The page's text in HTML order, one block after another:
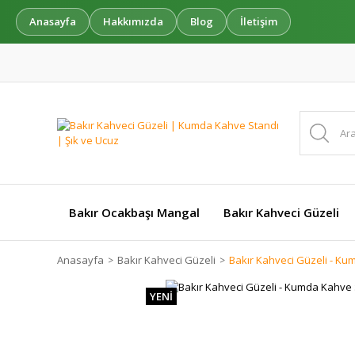
Anasayfa Hakkımızda Blog İletişim
Bakır Ocakbaşı Mangal Bakır Kahveci Güzeli
Anasayfa Bakır Kahveci Güzeli Bakır Kahveci Güzeli -
YENİ